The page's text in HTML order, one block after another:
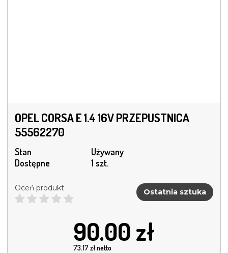
OPEL CORSA E 1.4 16V PRZEPUSTNICA
55562270
Stan
Używany
Dostępne
1 szt.
Oceń produkt Ostatnia sztuka
90.00 zł
73.17zł netto